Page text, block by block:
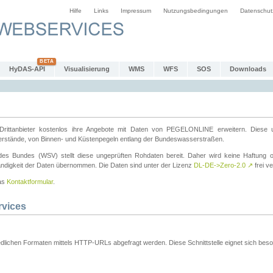
Hilfe Links Impressum Nutzungsbedingungen
HyDAS-API Visualisierung WMS WFS SOS Downloads
kostenlos ihre Angebote mit Daten von PEGELONLINE erweitern. Diese
von Binnen- und Küstenpegeln entlang der Bundeswasserstraßen.
Bundes (WSV) stellt diese ungeprüften Rohdaten bereit. Daher wird keine Haftung
der Daten übernommen. Die Daten sind unter der Lizenz DL-DE->Zero-2.0 ↗ frei
Kontaktformular.
Formaten mittels HTTP-URLs abgefragt werden. Diese Schnittstelle eignet sich